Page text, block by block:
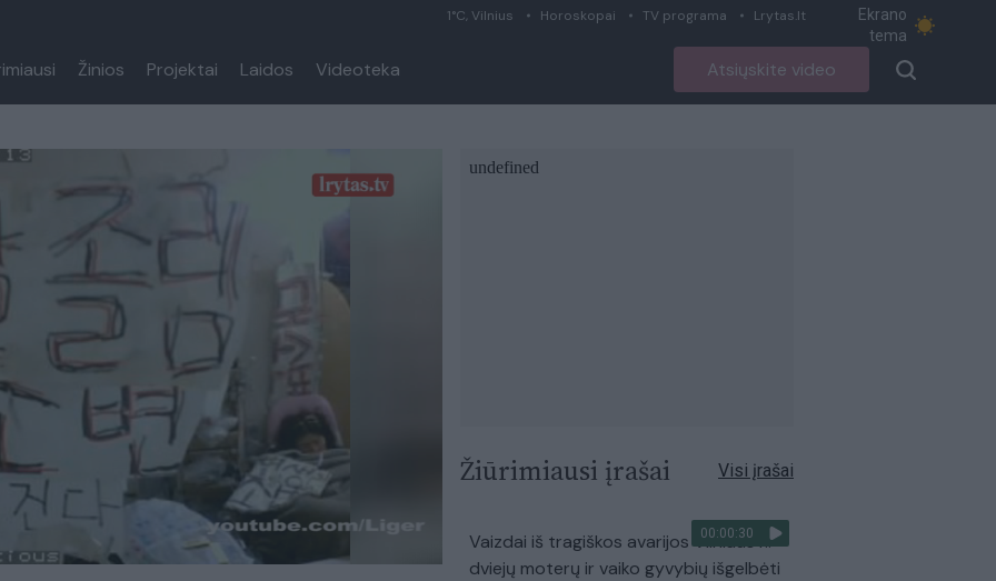
1°C, Vilnius Horoskopai TV programa Lrytas.lt
Ekrano
tema
Žinios Projektai Laidos Videoteka Atsiųskite video
Žiūrimiausi įrašai Visi įrašai
00:00:30
Vaizdai iš tragiškos avarijos Vilniaus r.:
dviejų moterų ir vaiko gyvybių išgelbėti